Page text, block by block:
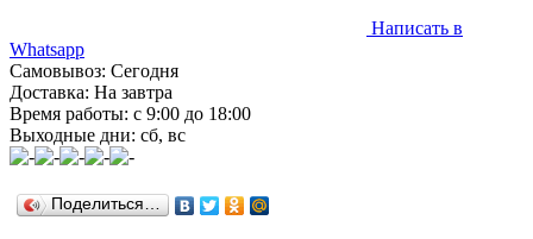
Написать в
Whatsapp
Самовывоз: Сегодня
Доставка: На завтра
Время работы: с 9:00 до 18:00
Выходные дни: сб, вс
Поделиться…